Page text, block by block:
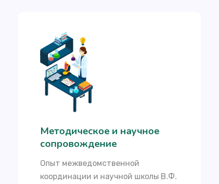
Методическое и научное
сопровождение
Опыт межведомственной
координации и научной школы В.Ф.